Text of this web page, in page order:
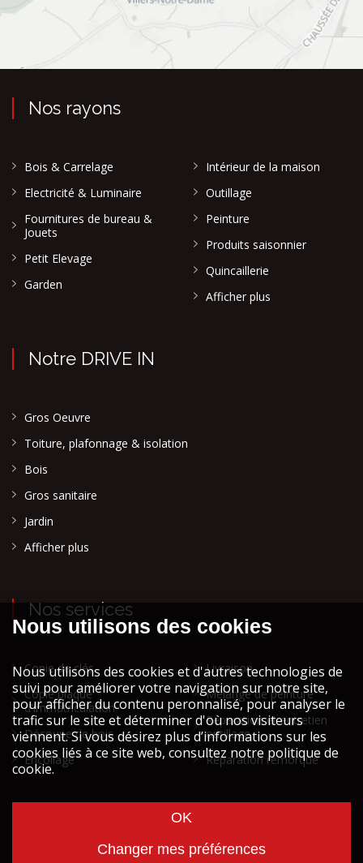
Nos rayons
Bois & Carrelage
Electricité & Luminaire
Fournitures de bureau &
Jouets
Petit Elevage
Garden
Intérieur de la maison
Outillage
Peinture
Produits saisonnier
Quincaillerie
Afficher plus
Notre DRIVE IN
Gros Oeuvre
Toiture, plafonnage & isolation
Bois
Gros sanitaire
Jardin
Afficher plus
Nos services
Copie de clés
Copie plaque
d'immatriculation
Découpe de bois
Encollage
Livraison
Mélange de peinture
Réparation et entretien
outillage
Réparation remorque
Mentions légales STOCK ATH